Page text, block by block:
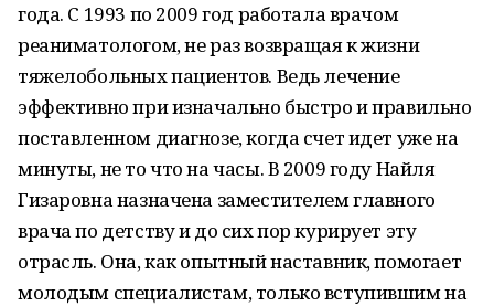
года. С 1993 по 2009 год работала врачом
реаниматологом, не раз возвращая к жизни
тяжелобольных пациентов. Ведь лечение
эффективно при изначально быстро и правильно
поставленном диагнозе, когда счет идет уже на
минуты, не то что на часы. В 2009 году Найля
Гизаровна назначена заместителем главного
врача по детству и до сих пор курирует эту
отрасль. Она, как опытный наставник, помогает
молодым специалистам, только вступившим на